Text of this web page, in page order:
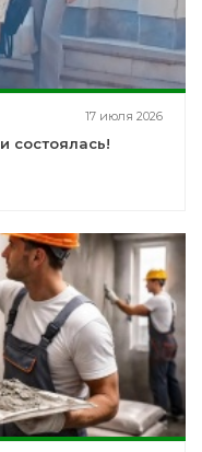
17 июля 2026
состоялась!